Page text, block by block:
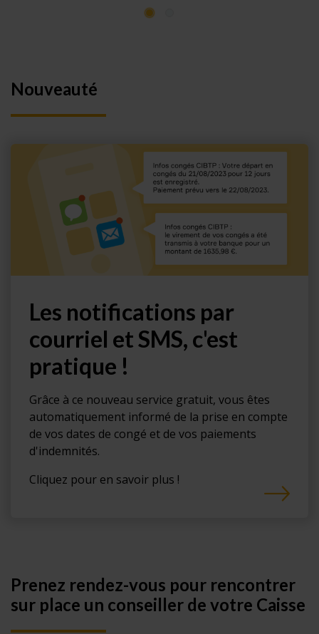
Nouveauté
Les notifications par
courriel et SMS, c'est
pratique !
Grâce à ce nouveau service gratuit, vous êtes
automatiquement informé de la prise en compte
de vos dates de congé et de vos paiements
d'indemnités.
Cliquez pour en savoir plus !
Prenez rendez-vous pour rencontrer
sur place un conseiller de votre Caisse